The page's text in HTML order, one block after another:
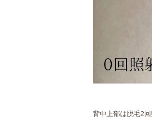
背中上部は脱毛2